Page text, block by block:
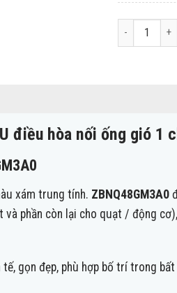
LG
điều hòa nối ống gió 1
xám trung tính. ZBNQ48GM3A0
phần còn lại cho quạt / động
gọn đẹp, phù hợp bố trí trong